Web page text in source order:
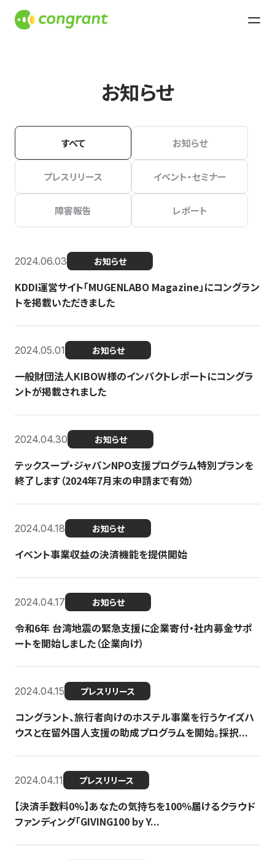
お知らせ
すべて お知らせ
プレスリリース イベント・セミナー
障害報告 レポート
2024.06.03 お知らせ
KDDI運営サイト「MUGENLABO Magazine」にコングラン
トを掲載いただきました
2024.05.01 お知らせ
一般財団法人KIBOW様のインパクトレポートにコングラ
ントが掲載されました
2024.04.30 お知らせ
テックスープ・ジャパンNPO支援プログラム特別プランを
終了します（2024年7月末の申請まで有効）
2024.04.18 お知らせ
イベント事業収益の決済機能を提供開始
2024.04.17 お知らせ
令和6年 台湾地震の緊急支援に企業寄付・社内募金サポ
ートを開始しました（企業向け）
2024.04.15 プレスリリース
コングラント、旅行者向けのホステル事業を行うケイズハ
ウスと在留外国人支援の助成プログラムを開始。採択...
2024.04.11 プレスリリース
【決済手数料0%】あなたの気持ちを100％届けるクラウド
ファンディング「GIVING100 by Y...